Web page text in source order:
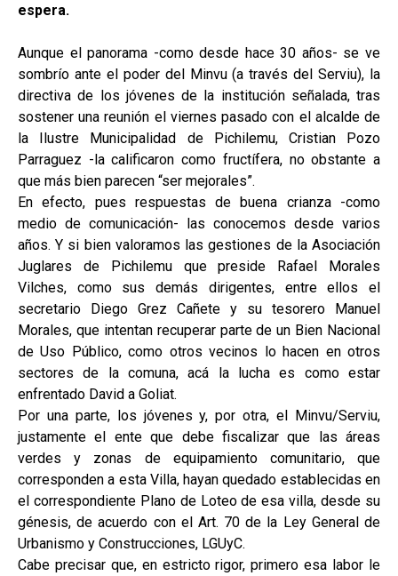
espera.
Aunque el panorama -como desde hace 30 años- se ve
sombrío ante el poder del Minvu (a través del Serviu), la
directiva de los jóvenes de la institución señalada, tras
sostener una reunión el viernes pasado con el alcalde de
la Ilustre Municipalidad de Pichilemu, Cristian Pozo
Parraguez -la calificaron como fructífera, no obstante a
que más bien parecen “ser mejorales”.
En efecto, pues respuestas de buena crianza -como
medio de comunicación- las conocemos desde varios
años. Y si bien valoramos las gestiones de la Asociación
Juglares de Pichilemu que preside Rafael Morales
Vilches, como sus demás dirigentes, entre ellos el
secretario Diego Grez Cañete y su tesorero Manuel
Morales, que intentan recuperar parte de un Bien Nacional
de Uso Público, como otros vecinos lo hacen en otros
sectores de la comuna, acá la lucha es como estar
enfrentado David a Goliat.
Por una parte, los jóvenes y, por otra, el Minvu/Serviu,
justamente el ente que debe fiscalizar que las áreas
verdes y zonas de equipamiento comunitario, que
corresponden a esta Villa, hayan quedado establecidas en
el correspondiente Plano de Loteo de esa villa, desde su
génesis, de acuerdo con el Art. 70 de la Ley General de
Urbanismo y Construcciones, LGUyC.
Cabe precisar que, en estricto rigor, primero esa labor le